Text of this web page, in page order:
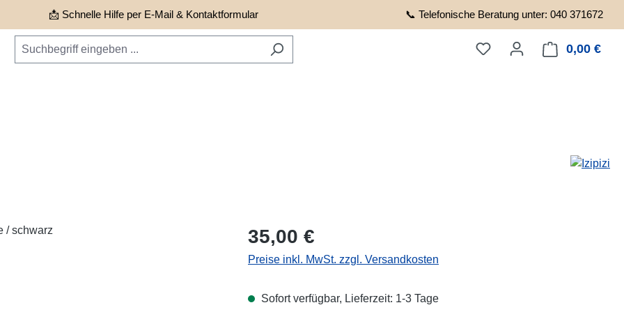
📩 Schnelle Hilfe per E-Mail & Kontaktformular 📞 Telefonische Beratung unter: 040 371672
0,00 €
Regulärer Preis:
35,00 €
Preise inkl. MwSt. zzgl. Versandkosten
Sofort verfügbar, Lieferzeit: 1-3 Tage